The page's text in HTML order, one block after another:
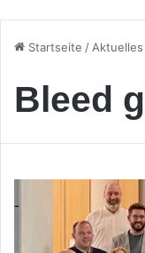
Startseite /Aktuelles
Bleed